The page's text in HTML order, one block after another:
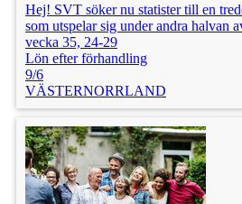
Hej! SVT söker nu statister till en
som utspelar sig under andra halvan
vecka 35, 24-29
Lön efter förhandling
9/6
VÄSTERNORRLAND